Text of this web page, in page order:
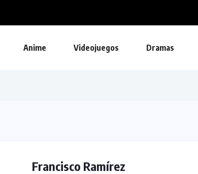
Anime Videojuegos Dramas
Francisco Ramírez